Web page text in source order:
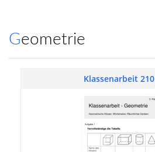
Geometrie
Klassenarbeit 210